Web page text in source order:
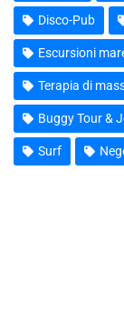
Disco-Pub
Escursioni
Terapia di
Buggy Tour &
Surf